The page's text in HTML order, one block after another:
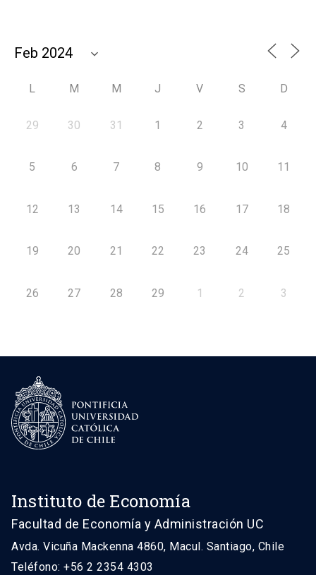
L M M J V S D
29 30 31 1 2 3 4
5 6 7 8 9 10 11
12 13 14 15 16 17 18
19 20 21 22 23 24 25
26 27 28 29 1 2 3
Instituto de Economía
Facultad de Economía y Administración UC
Avda. Vicuña Mackenna 4860, Macul. Santiago, Chile
Teléfono: +56 2 2354 4303